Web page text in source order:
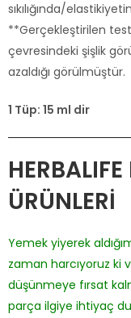
sıkılığında/
**Gerçekleştirilen
çevresindeki şişlik
azaldığı görülmüştür.
1 Tüp: 15 ml dir
ÜRÜNLERİ
Yemek yiyerek
zaman harcıyoruz ki
düşünmeye fırsat
parça ilgiye ihtiyaç